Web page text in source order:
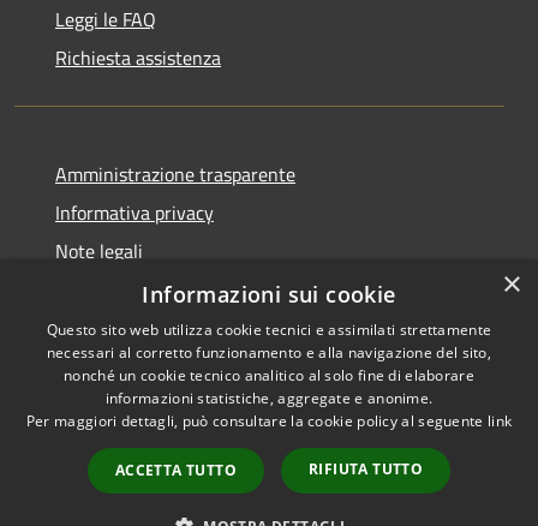
Leggi le FAQ
Richiesta assistenza
Amministrazione trasparente
Informativa privacy
Note legali
Dichiarazione di accessibilità
RSS
Accessibilità
Copyright © 2026 • Comune di
Municipium•
Accesso
redazione
×
Informazioni sui cookie
Questo sito web utilizza cookie tecnici e assimilati strettamente
necessari al corretto funzionamento e alla navigazione del sito,
nonché un cookie tecnico analitico al solo fine di elaborare
informazioni statistiche, aggregate e anonime.
Per maggiori dettagli, può consultare la cookie policy al seguente link
ACCETTA TUTTO RIFIUTA TUTTO